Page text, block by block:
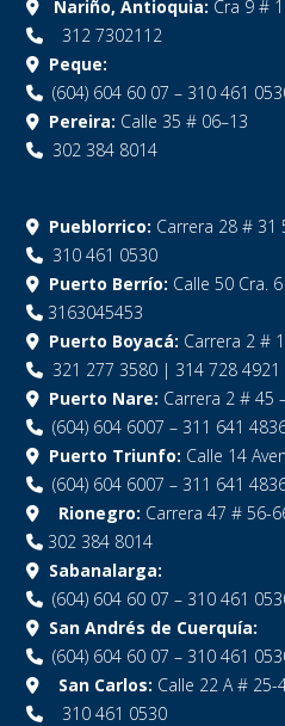
Nariño, Antioquia: Cra 9 #
312 7302112
Peque:
(604) 604 60 07 – 310 461
Pereira: Calle 35 # 06–13
302 384 8014
Pueblorrico: Carrera 28 # 31
310 461 0530
Puerto Berrío: Calle 50 Cra.
3163045453
Puerto Boyacá: Carrera 2 #
321 277 3580 | 314 728 4921
Puerto Nare: Carrera 2 # 45
(604) 604 6007 – 311 641
Puerto Triunfo: Calle 14
(604) 604 6007 – 311 641
Rionegro: Carrera 47 # 56-
302 384 8014
Sabanalarga:
(604) 604 60 07 – 310 461
San Andrés de Cuerquía:
(604) 604 60 07 – 310 461
San Carlos: Calle 22 A # 25-
310 461 0530